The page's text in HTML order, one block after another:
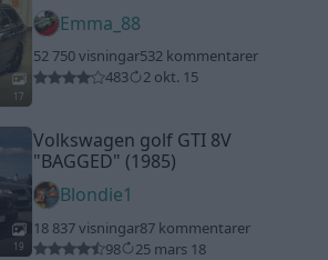
17
Emma_88
52 750 visningar532 kommentarer
483
2 okt. 15
19
Volkswagen golf GTI 8V
"BAGGED" (1985)
Blondie1
18 837 visningar87 kommentarer
98
25 mars 18